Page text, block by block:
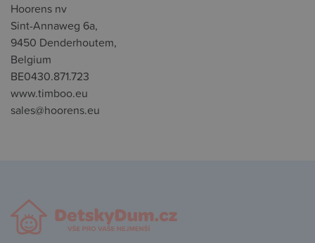
Hoorens nv
Sint-Annaweg 6a,
9450 Denderhoutem,
Belgium
BE0430.871.723
www.timboo.eu
sales@hoorens.eu